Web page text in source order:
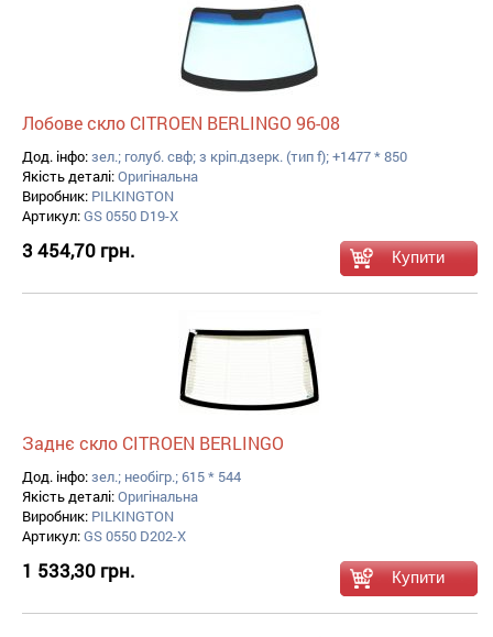
Лобове скло CITROEN BERLINGO 96-08
Дод. інфо:зел.; голуб. свф; з кріп.дзерк. (тип f); +1477 * 850
Якість деталі:Оригінальна
Виробник: PILKINGTON
Артикул:GS 0550 D19-X
3 454,70 грн.
Заднє скло CITROEN BERLINGO
Дод. інфо:зел.; необігр.; 615 * 544
Якість деталі:Оригінальна
Виробник: PILKINGTON
Артикул:GS 0550 D202-X
1 533,30 грн.